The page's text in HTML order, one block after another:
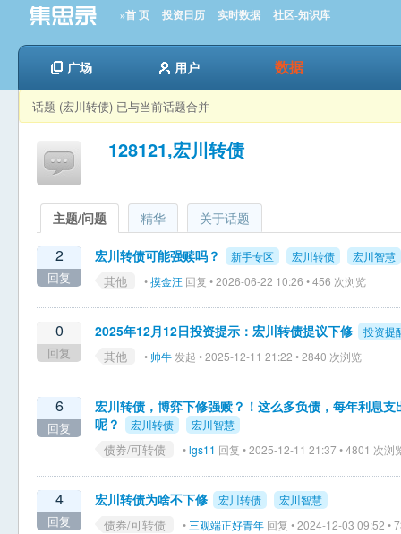
»首 页 投资日历 实时数据 社区-知识库
广场 用户 数据
话题 (宏川转债) 已与当前话题合并
128121,宏川转债
主题/问题 精华 关于话题
2
回复
宏川转债可能强赎吗？ 新手专区 宏川转债 宏川智慧
其他 •摸金汪 回复 • 2026-06-22 10:26 • 456 次浏览
0
回复
2025年12月12日投资提示：宏川转债提议下修 投资提
其他 • 帅牛 发起 • 2025-12-11 21:22 • 2840 次浏览
6
回复
宏川转债，博弈下修强赎？！这么多负债，每年利息
呢？
宏川转债 宏川智慧
债券/可转债 •lgs11 回复 • 2025-12-11 21:37 • 4801 次浏
4
回复
宏川转债为啥不下修 宏川转债 宏川智慧
债券/可转债 • 三观端正好青年 回复 • 2024-12-03 09:52 •